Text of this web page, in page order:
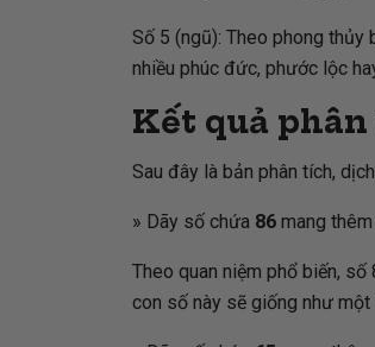
Số 5 (ngũ): Theo phong
nhiều phúc đức, phước lộc
Kết quả
Sau đây là bản phân tích,
» Dãy số chứa 86mang thêm
Theo quan niệm phổ biến,
con số này sẽ giống như một